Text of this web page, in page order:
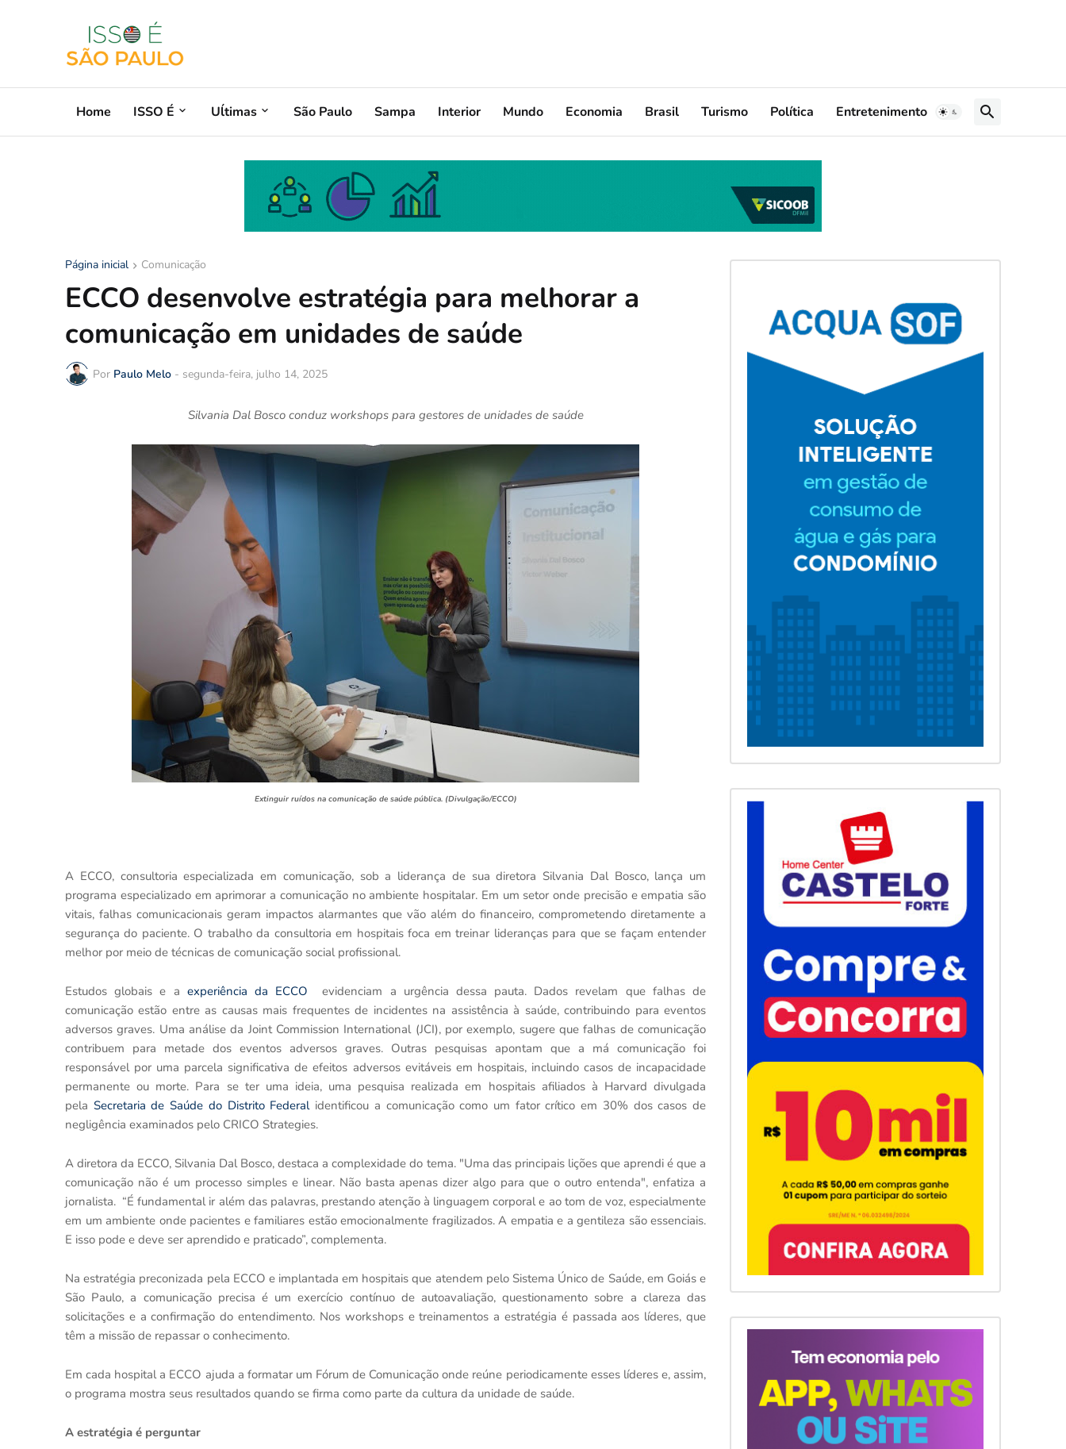
Home ISSO É Uĺtimas São Paulo Sampa Interior Mundo Economia Brasil Turismo Política Entretenimento
Página inicial Comunicação
ECCO desenvolve estratégia para melhorar a
comunicação em unidades de saúde
Por Paulo Melo - segunda-feira, julho 14, 2025
Silvania Dal Bosco conduz workshops para gestores de unidades de saúde
Extinguir ruídos na comunicação de saúde pública. (Divulgação/ECCO)
A ECCO, consultoria especializada em comunicação, sob a liderança de sua diretora Silvania Dal Bosco, lança um
programa especializado em aprimorar a comunicação no ambiente hospitalar. Em um setor onde precisão e empatia são
vitais, falhas comunicacionais geram impactos alarmantes que vão além do financeiro, comprometendo diretamente a
segurança do paciente. O trabalho da consultoria em hospitais foca em treinar lideranças para que se façam entender
melhor por meio de técnicas de comunicação social profissional.
Estudos globais e a experiência da ECCO
evidenciam a urgência dessa pauta. Dados revelam que falhas de
comunicação estão entre as causas mais frequentes de incidentes na assistência à saúde, contribuindo para eventos
adversos graves. Uma análise da Joint Commission International (JCI), por exemplo, sugere que falhas de comunicação
contribuem para metade dos eventos adversos graves. Outras pesquisas apontam que a má comunicação foi
responsável por uma parcela significativa de efeitos adversos evitáveis em hospitais, incluindo casos de incapacidade
permanente ou morte. Para se ter uma ideia, uma pesquisa realizada em hospitais afiliados à Harvard divulgada
pela Secretaria de Saúde do Distrito Federalidentificou a comunicação como um fator crítico em 30% dos casos de
negligência examinados pelo CRICO Strategies.
A diretora da ECCO, Silvania Dal Bosco, destaca a complexidade do tema. "Uma das principais lições que aprendi é que a
comunicação não é um processo simples e linear. Não basta apenas dizer algo para que o outro entenda", enfatiza a
jornalista. “É fundamental ir além das palavras, prestando atenção à linguagem corporal e ao tom de voz, especialmente
em um ambiente onde pacientes e familiares estão emocionalmente fragilizados. A empatia e a gentileza são essenciais.
E isso pode e deve ser aprendido e praticado”, complementa.
Na estratégia preconizada pela ECCO e implantada em hospitais que atendem pelo Sistema Único de Saúde, em Goiás e
São Paulo, a comunicação precisa é um exercício contínuo de autoavaliação, questionamento sobre a clareza das
solicitações e a confirmação do entendimento. Nos workshops e treinamentos a estratégia é passada aos líderes, que
têm a missão de repassar o conhecimento.
Em cada hospital a ECCO ajuda a formatar um Fórum de Comunicação onde reúne periodicamente esses líderes e, assim,
o programa mostra seus resultados quando se firma como parte da cultura da unidade de saúde.
A estratégia é perguntar